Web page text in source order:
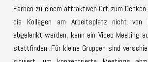
Farben zu einem attraktiven Ort zum
die Kollegen am Arbeitsplatz nicht von
abgelenkt werden, kann ein Video Meeting
stattfinden. Für kleine Gruppen sind